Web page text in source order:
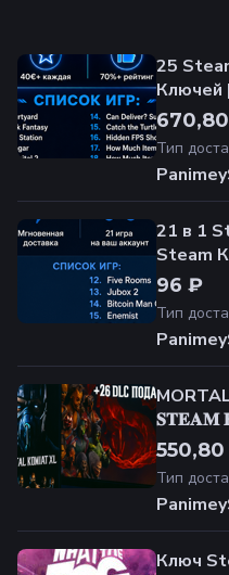
25
Ключей
40€+ |
Тип
21 в 1
Steam
96 ₽
Тип
𝐒𝐓𝐄𝐀𝐌
Тип
Ключ